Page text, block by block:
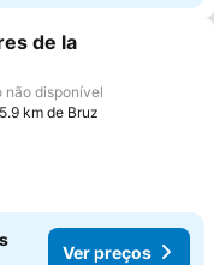
aos favoritos
de la
não disponível
km de Bruz
Ver preços